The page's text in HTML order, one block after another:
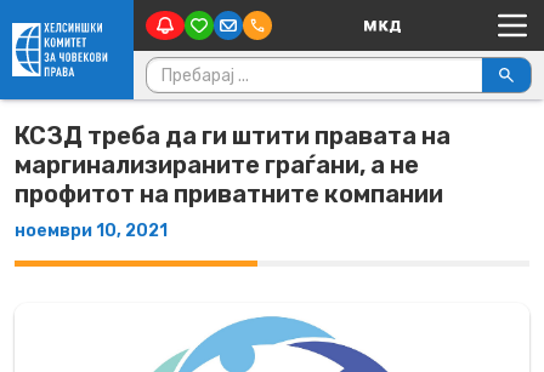
Skip to content Main Navigation
Пребарувај за:
КСЗД треба да ги штити правата на
маргинализираните граѓани, а не
профитот на приватните компании
ноември 10, 2021